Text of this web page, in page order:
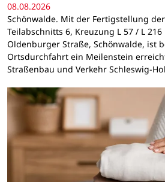
08.08.2026
Schönwalde. Mit der Fertigstellung
Teilabschnitts 6, Kreuzung L 57 / L
Oldenburger Straße, Schönwalde, ist
Ortsdurchfahrt ein Meilenstein
Straßenbau und Verkehr Schleswig-